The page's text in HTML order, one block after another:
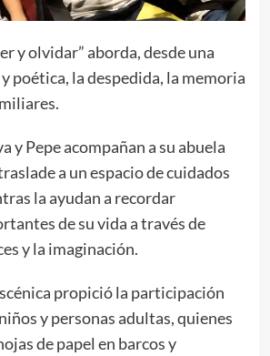
y olvidar” aborda, desde una
poética, la despedida, la memoria
y Pepe acompañan a su abuela
a un espacio de cuidados
la ayudan a recordar
de su vida a través de
y la imaginación.
propició la participación
y personas adultas, quienes
de papel en barcos y